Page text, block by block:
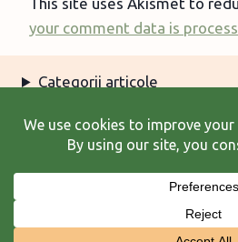
your comment data is
Categorii articole